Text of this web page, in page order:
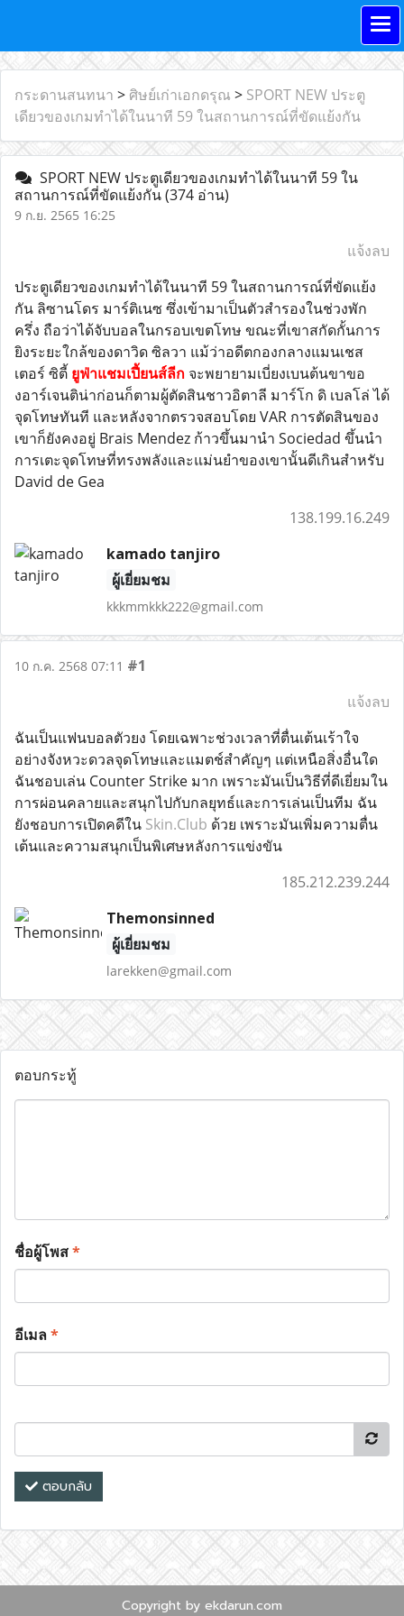
กระดานสนทนา > ศิษย์เก่าเอกดรุณ > SPORT NEW ประตู
เดียวของเกมทำได้ในนาที 59 ในสถานการณ์ที่ขัดแย้งกัน
SPORT NEW ประตูเดียวของเกมทำได้ในนาที 59 ใน
สถานการณ์ที่ขัดแย้งกัน(374 อ่าน)
9 ก.ย. 2565 16:25
แจ้งลบ
ประตูเดียวของเกมทำได้ในนาที 59 ในสถานการณ์ที่ขัดแย้ง
กัน ลิซานโดร มาร์ติเนซ ซึ่งเข้ามาเป็นตัวสำรองในช่วงพัก
ครึ่ง ถือว่าได้จับบอลในกรอบเขตโทษ ขณะที่เขาสกัดกั้นการ
ยิงระยะใกล้ของดาวิด ซิลวา แม้ว่าอดีตกองกลางแมนเชส
เตอร์ ซิตี้ ยูฟ่าแชมเปี้ยนส์ลีก จะพยายามเบี่ยงเบนต้นขาขอ
งอาร์เจนติน่าก่อนก็ตามผู้ตัดสินชาวอิตาลี มาร์โก ดิ เบลโล่ ได้
จุดโทษทันที และหลังจากตรวจสอบโดย VAR การตัดสินของ
เขาก็ยังคงอยู่ Brais Mendez ก้าวขึ้นมานำ Sociedad ขึ้นนำ
การเตะจุดโทษที่ทรงพลังและแม่นยำของเขานั้นดีเกินสำหรับ
David de Gea
138.199.16.249
kamado tanjiro
ผู้เยี่ยมชม
kkkmmkkk222@gmail.com
10 ก.ค. 2568 07:11 #1
แจ้งลบ
ฉันเป็นแฟนบอลตัวยง โดยเฉพาะช่วงเวลาที่ตื่นเต้นเร้าใจ
อย่างจังหวะดวลจุดโทษและแมตช์สำคัญๆ แต่เหนือสิ่งอื่นใด
ฉันชอบเล่น Counter Strike มาก เพราะมันเป็นวิธีที่ดีเยี่ยมใน
การผ่อนคลายและสนุกไปกับกลยุทธ์และการเล่นเป็นทีม ฉัน
ยังชอบการเปิดคดีใน Skin.Club ด้วย เพราะมันเพิ่มความตื่น
เต้นและความสนุกเป็นพิเศษหลังการแข่งขัน
185.212.239.244
Themonsinned
ผู้เยี่ยมชม
larekken@gmail.com
ตอบกระทู้
ชื่อผู้โพส*
อีเมล*
ตอบกลับ
Copyright by ekdarun.com